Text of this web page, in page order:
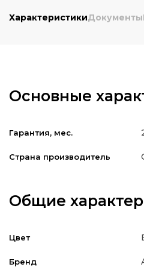
ХарактеристикиДокументы
Основные
Гарантия, мес.
Страна производитель
Общие
Цвет
Бренд